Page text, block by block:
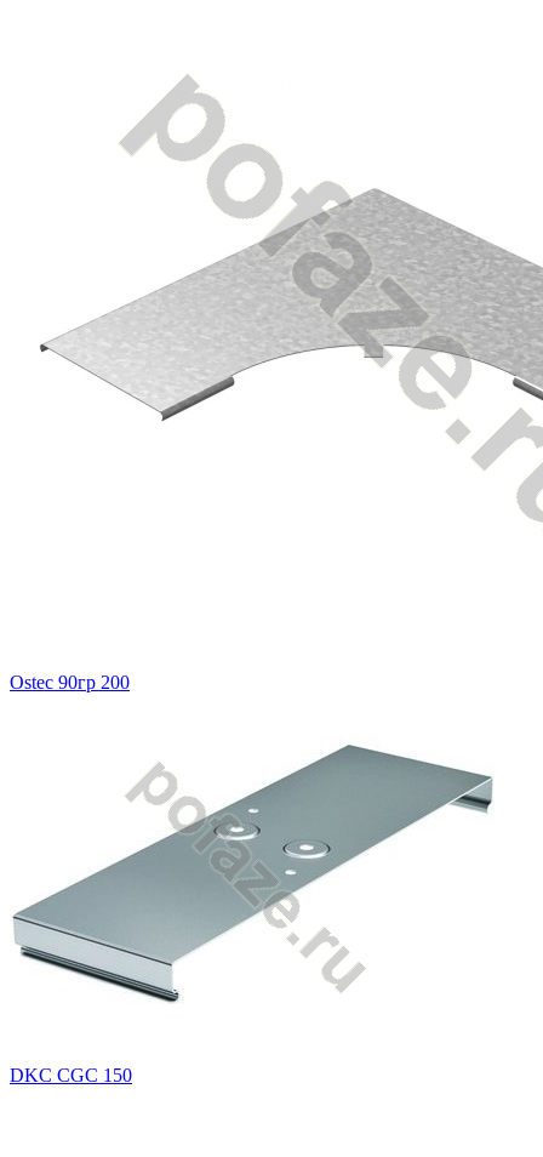
Ostec 90гр 200
DKC CGC 150